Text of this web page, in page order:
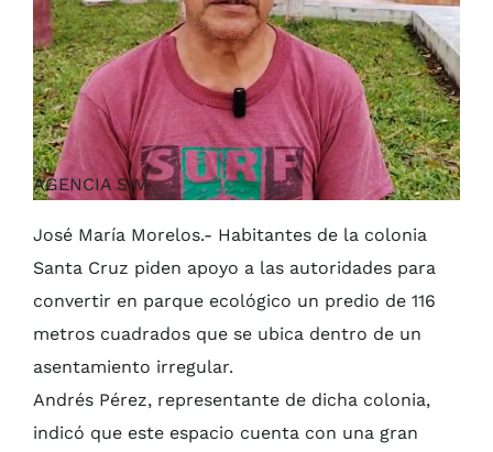
AGENCIA SIM
José María Morelos.- Habitantes de la colonia
Santa Cruz piden apoyo a las autoridades para
convertir en parque ecológico un predio de 116
metros cuadrados que se ubica dentro de un
asentamiento irregular.
Andrés Pérez, representante de dicha colonia,
indicó que este espacio cuenta con una gran